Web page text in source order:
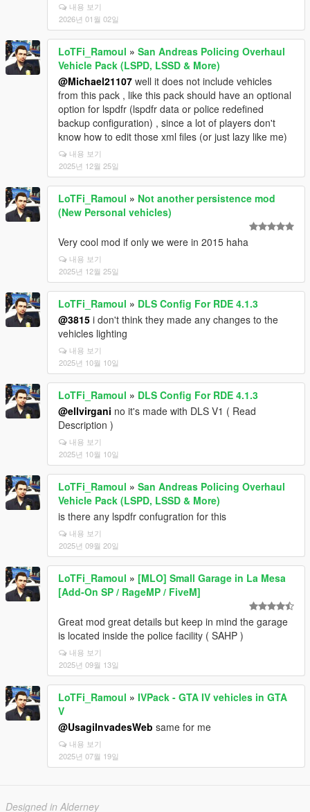
내용 보기
2026년 01월 02일
LoTFi_Ramoul » San Andreas Policing Overhaul
Vehicle Pack (LSPD, LSSD & More)
@Michael21107 well it does not include vehicles
from this pack , like this pack should have an optional
option for lspdfr (lspdfr data or police redefined
backup configuration) , since a lot of players don't
know how to edit those xml files (or just lazy like me)
내용 보기
2025년 12월 25일
LoTFi_Ramoul » Not another persistence mod
(New Personal vehicles)
Very cool mod if only we were in 2015 haha
내용 보기
2025년 12월 25일
LoTFi_Ramoul » DLS Config For RDE 4.1.3
@3815 i don't think they made any changes to the
vehicles lighting
내용 보기
2025년 10월 10일
LoTFi_Ramoul » DLS Config For RDE 4.1.3
@ellvirgani no it's made with DLS V1 ( Read
Description )
내용 보기
2025년 10월 10일
LoTFi_Ramoul » San Andreas Policing Overhaul
Vehicle Pack (LSPD, LSSD & More)
is there any lspdfr confugration for this
내용 보기
2025년 09월 20일
LoTFi_Ramoul » [MLO] Small Garage in La Mesa
[Add-On SP / RageMP / FiveM]
Great mod great details but keep in mind the garage
is located inside the police facility ( SAHP )
내용 보기
2025년 09월 13일
LoTFi_Ramoul » IVPack - GTA IV vehicles in GTA
V
@UsagiInvadesWeb same for me
내용 보기
2025년 07월 19일
Designed in Alderney